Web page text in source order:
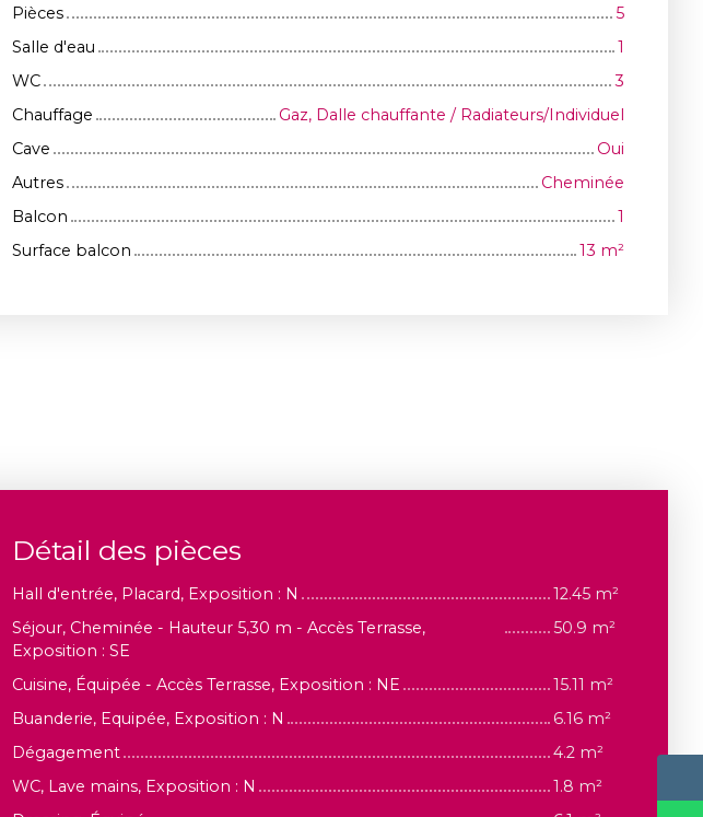
Pièces
5
Salle d'eau
1
WC
3
Chauffage
Gaz, Dalle chauffante / Radiateurs/Individuel
Cave
Oui
Autres
Cheminée
Balcon
1
Surface balcon
13 m²
Détail des pièces
Hall d'entrée, Placard, Exposition : N
12.45 m²
Séjour, Cheminée - Hauteur 5,30 m - Accès Terrasse,
Exposition : SE
50.9 m²
Cuisine, Équipée - Accès Terrasse, Exposition : NE
15.11 m²
Buanderie, Equipée, Exposition : N
6.16 m²
Dégagement
4.2 m²
WC, Lave mains, Exposition : N
1.8 m²